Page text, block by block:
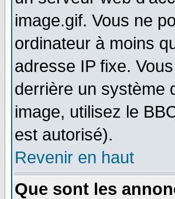
image.gif. Vous ne
ordinateur à moins
adresse IP fixe.
derrière un système
image, utilisez le
est autorisé).
Revenir en haut
Que sont les